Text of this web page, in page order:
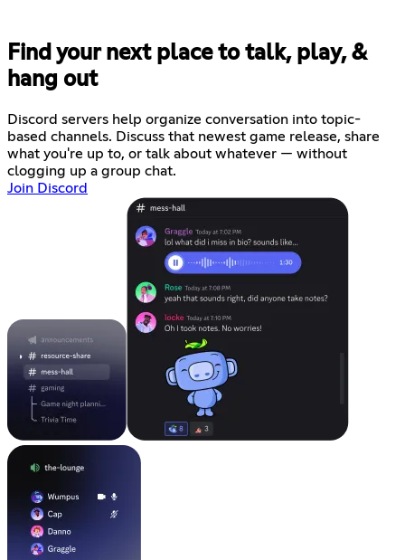
Find your next place to talk, play, &
hang out
Discord servers help organize conversation into topic-
based channels. Discuss that newest game release, share
what you're up to, or talk about whatever — without
clogging up a group chat.
Join Discord